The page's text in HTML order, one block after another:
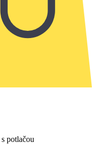
potlačou